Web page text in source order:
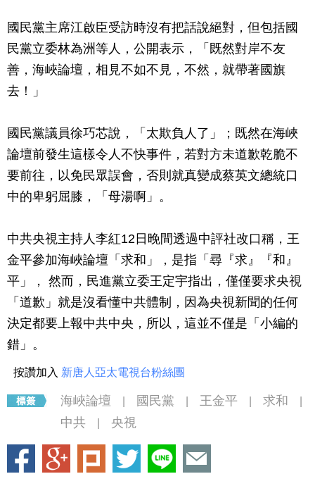
國民黨主席江啟臣受訪時沒有把話說絕對，但包括國
民黨立委林為洲等人，公開表示，「既然對岸不友
善，海峽論壇，相見不如不見，不然，就帶著國旗
去！」
國民黨議員徐巧芯說，「太欺負人了」；既然在海峽
論壇前發生這樣令人不快事件，若對方未道歉乾脆不
要前往，以免民眾誤會，否則就真變成蔡英文總統口
中的卑躬屈膝，「母湯啊」。
中共央視主持人李紅12日晚間透過中評社改口稱，王
金平參加海峽論壇「求和」，是指「尋『求』『和』
平」， 然而，民進黨立委王定宇指出，僅僅要求央視
「道歉」就是沒看懂中共體制，因為央視新聞的任何
決定都要上報中共中央，所以，這並不僅是「小編的
錯」。
按讚加入 新唐人亞太電視台粉絲團
海峽論壇 國民黨 王金平 求和
中共 央視